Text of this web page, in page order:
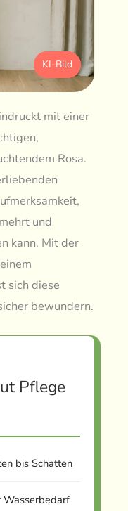
KI-Bild
mit einer
Rosa.
und
kann. Mit der
sich diese
bewundern.
Pflege
bis Schatten
Wasserbedarf